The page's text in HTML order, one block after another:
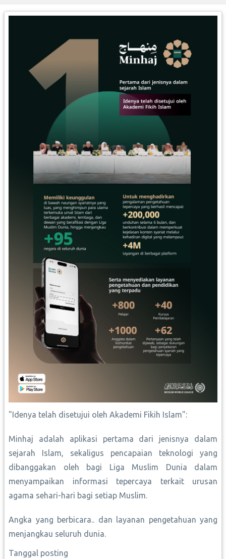
‏"Idenya telah disetujui oleh Akademi Fikih Islam":
Minhaj adalah aplikasi pertama dari jenisnya dalam
sejarah Islam, sekaligus pencapaian teknologi yang
dibanggakan oleh bagi Liga Muslim Dunia dalam
menyampaikan informasi tepercaya terkait urusan
agama sehari-hari bagi setiap Muslim.
Angka yang berbicara.. dan layanan pengetahuan yang
menjangkau seluruh dunia.
Tanggal posting